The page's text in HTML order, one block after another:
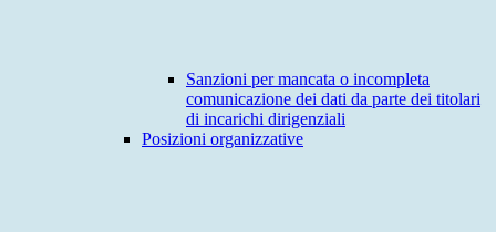
Sanzioni per mancata o incompleta
comunicazione dei dati da parte dei titolari
di incarichi dirigenziali
Posizioni organizzative